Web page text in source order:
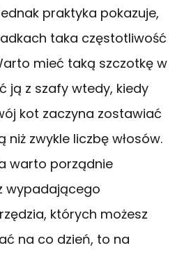
praktyka pokazuje,
taka częstotliwość
mieć taką szczotkę w
ją z szafy wtedy, kiedy
kot zaczyna zostawiać
niż zwykle liczbę włosów.
warto porządnie
wypadającego
których możesz
na co dzień, to na